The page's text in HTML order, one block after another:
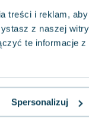
treści i reklam,
z naszej
te informacje
Spersonalizuj
Tom 5
Instytut
"Opowieści
polskich
0.0
Pakujemy 10.08